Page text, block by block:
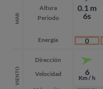
MAR
Altura
Periodo
Energía
VIENTO
Dirección
Velocidad
0.1 m
6s
0
6
Km / h